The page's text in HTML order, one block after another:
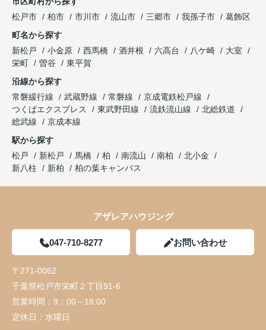
松戸市
柏市 市川市 流山市 三郷市 我孫子市
葛飾区
町名から探す
新松戸
小金原 西馬橋 酒井根 六高台 八ケ崎
大室
栄町
曽谷
東平賀
沿線から探す
常磐緩行線
武蔵野線 常磐線
京成電鉄松戸線
つくばエクスプレス
東武野田線 流鉄流山線
北総鉄道
総武線
京成本線
駅から探す
松戸
新松戸 馬橋 柏 南流山 南柏
北小金
新八柱
新柏 柏の葉キャンパス
アザレアハウジング
047-710-8277 お問い合わせ
〒271-0062
千葉県松戸市栄町２丁目91-6
営業時間： 9：00～18:00
定休日： 水曜日